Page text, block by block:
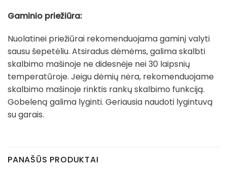
Gaminio priežiūra:
Nuolatinei priežiūrai rekomenduojama gaminį valyti
sausu šepetėliu. Atsiradus dėmėms, galima skalbti
skalbimo mašinoje ne didesnėje nei 30 laipsnių
temperatūroje. Jeigu dėmių nėra, rekomenduojame
skalbimo mašinoje rinktis rankų skalbimo funkciją.
Gobeleną galima lyginti. Geriausia naudoti lygintuvą
su garais.
PANAŠŪS PRODUKTAI